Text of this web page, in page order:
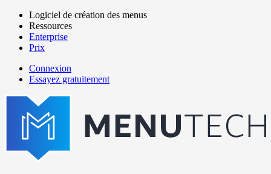
Aller
contenu
principal
Main
navigation
Logiciel de création des menus
Ressources
Enterprise
Prix
menutech
navigation
Connexion
Essayez gratuitement